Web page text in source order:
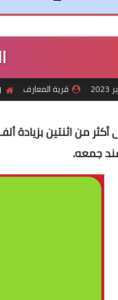
قرية المعارف
من اثنتين بزيادة
جمعه.